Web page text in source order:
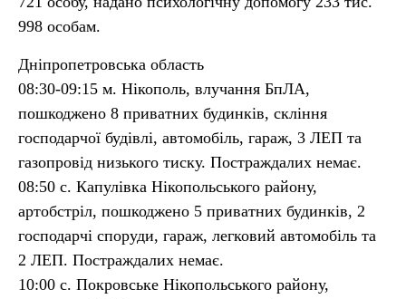
998 особам.
Дніпропетровська область
08:30-09:15 м. Нікополь, влучання БпЛА,
пошкоджено 8 приватних будинків, скління
господарчої будівлі, автомобіль, гараж, 3 ЛЕП та
газопровід низького тиску. Постраждалих немає.
08:50 с. Капулівка Нікопольського району,
артобстріл, пошкоджено 5 приватних будинків, 2
господарчі споруди, гараж, легковий автомобіль та
2 ЛЕП. Постраждалих немає.
10:00 с. Покровське Нікопольського району,